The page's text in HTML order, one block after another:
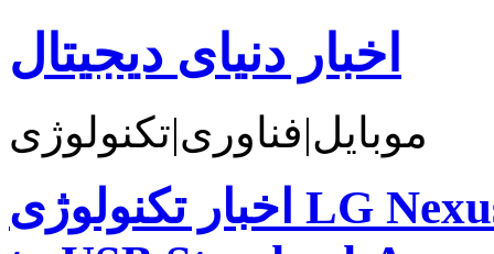
اخبار دنیای دیجیتال
موبایل|فناوری|تکنولوژی
اخبار تکنولوژی LG Nexus 5X فاقد کابل USB Type-C